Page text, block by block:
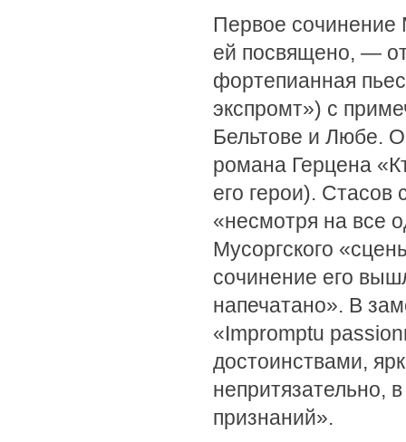
Первое сочинение
ей посвящено, —
фортепианная
экспромт») с
Бельтове и Любе.
романа Герцена
его герои). Стасов
«несмотря на все
Мусоргского
сочинение его
напечатано». В
«Impromptu
достоинствами,
непритязательно,
признаний».